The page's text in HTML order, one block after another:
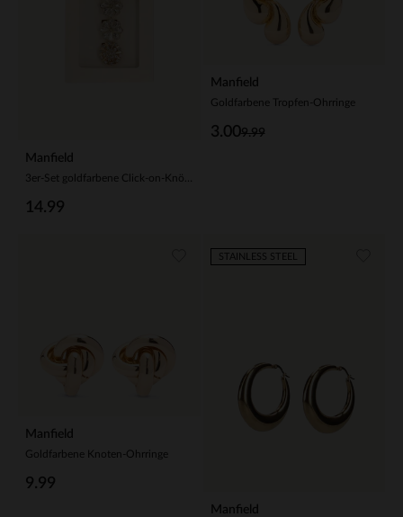
Manfield
14.99
Manfield
Goldfarbene Tropfen-Ohrringe
9.99
3.00
Manfield
Goldfarbene Knoten-Ohrringe
9.99
Manfield
STAINLESS STEEL